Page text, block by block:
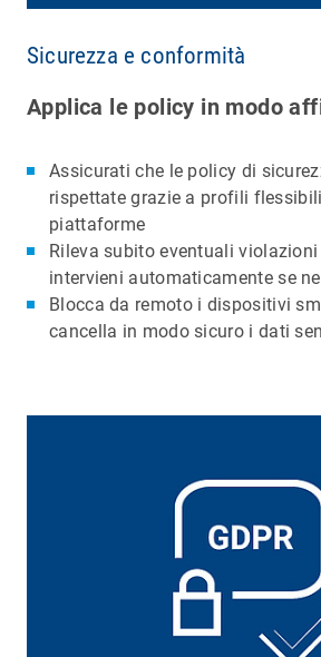
Sicurezza e conformità
Applica le policy in modo
Assicurati che le policy di
rispettate grazie a profili
piattaforme
Rileva subito eventuali
intervieni automaticamente se
Blocca da remoto i dispositivi
cancella in modo sicuro i dati